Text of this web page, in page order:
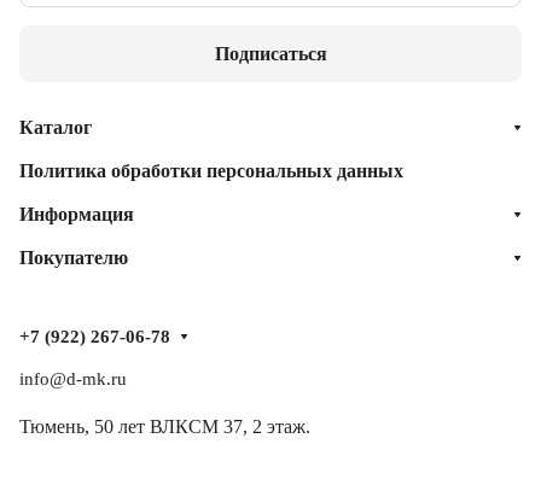
Подписаться
Каталог
Политика обработки персональных данных
Информация
Покупателю
+7 (922) 267-06-78
info@d-mk.ru
Тюмень, ​50 лет ВЛКСМ 37​, 2 этаж.